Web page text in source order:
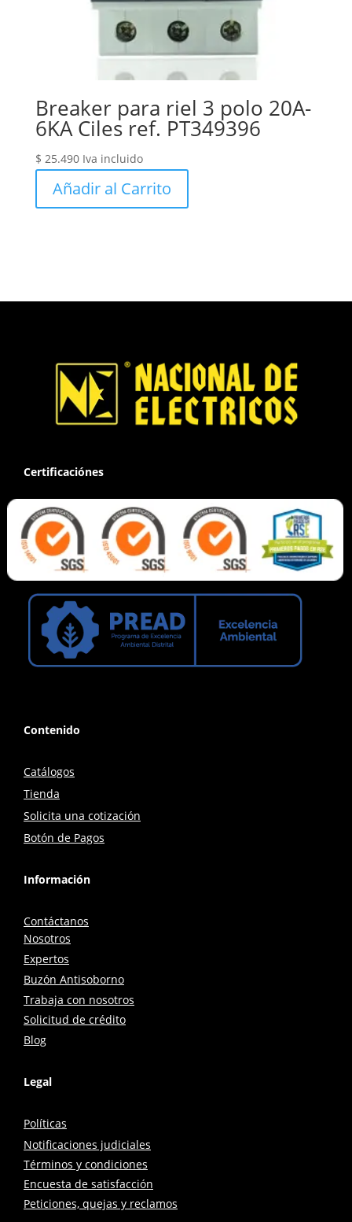
Breaker para riel 3 polo 20A-
6KA Ciles ref. PT349396
$ 25.490 Iva incluido
Añadir al Carrito
Certificaciónes
Contenido
Catálogos
Tienda
Solicita una cotización
Botón de Pagos
Información
Contáctanos
Nosotros
Expertos
Buzón Antisoborno
Trabaja con nosotros
Solicitud de crédito
Blog
Legal
Políticas
Notificaciones judiciales
Términos y condiciones
Encuesta de satisfacción
Peticiones, quejas y reclamos